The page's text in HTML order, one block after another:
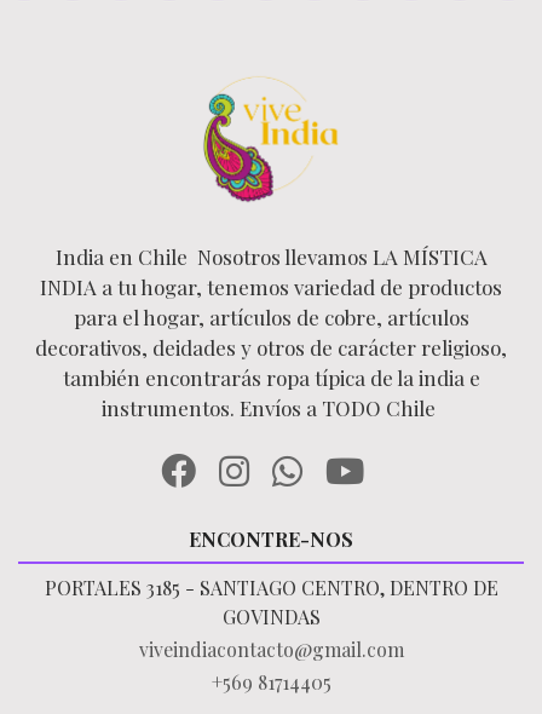
India en Chile Nosotros llevamos LA MÍSTICA
INDIA a tu hogar, tenemos variedad de productos
para el hogar, artículos de cobre, artículos
decorativos, deidades y otros de carácter religioso,
también encontrarás ropa típica de la india e
instrumentos. Envíos a TODO Chile
ENCONTRE-NOS
PORTALES 3185 - SANTIAGO CENTRO, DENTRO DE
GOVINDAS
viveindiacontacto@gmail.com
+569 81714405